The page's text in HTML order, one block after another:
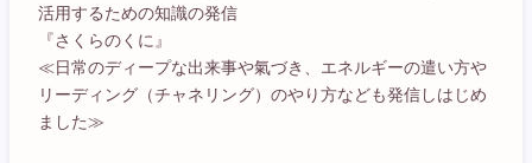
活用するための知識の発信
『さくらのくに』
≪日常のディープな出来事や氣づき、エネルギーの遣い方や
リーディング（チャネリング）のやり方なども発信しはじめ
ました≫